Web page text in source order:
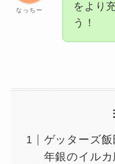
なっちー
をより
う！
ゲッターズ
年銀のイル